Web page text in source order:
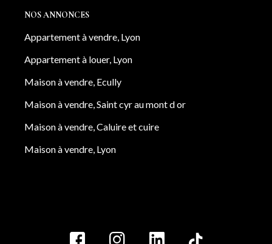
NOS ANNONCES
Appartement à vendre, Lyon
Appartement à louer, Lyon
Maison à vendre, Ecully
Maison à vendre, Saint cyr au mont d or
Maison à vendre, Caluire et cuire
Maison à vendre, Lyon